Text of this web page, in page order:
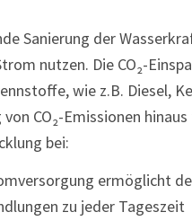
Sanierung der
nutzen. Die CO₂-
wie z.B. Diesel,
CO₂-Emissionen
bei:
ermöglicht
zu jeder Tageszeit